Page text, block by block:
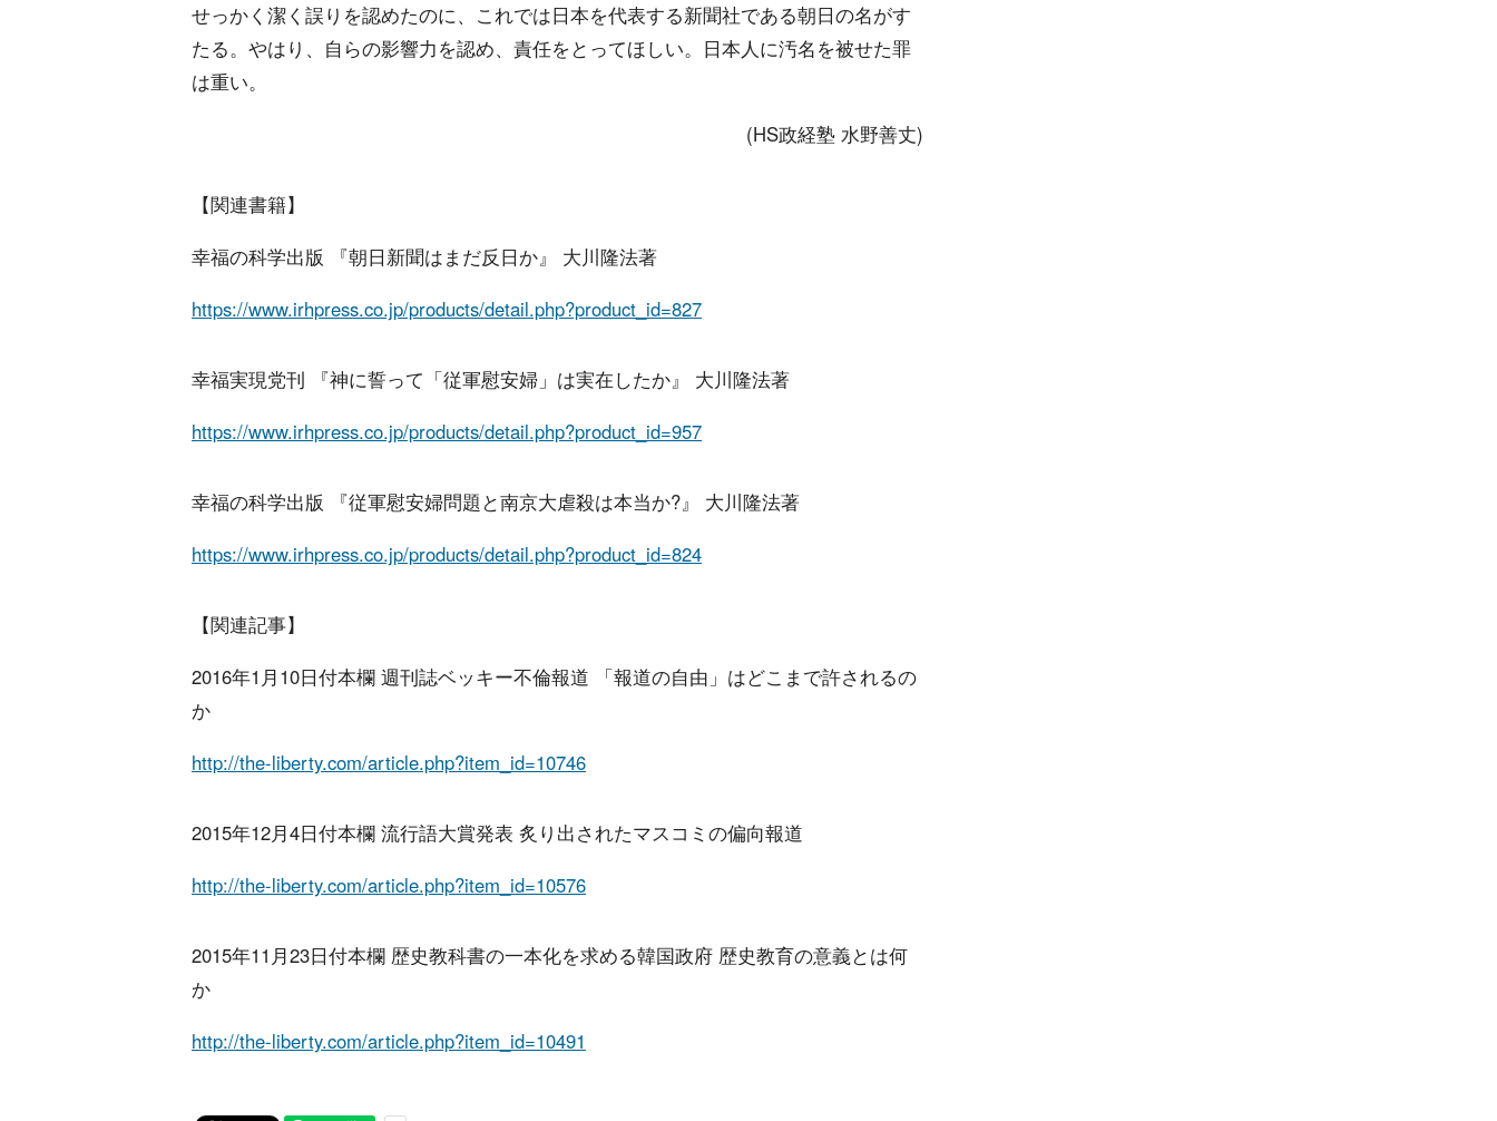
せっかく潔く誤りを認めたのに、これでは日本を代表する新聞社である朝日の名がす
たる。やはり、自らの影響力を認め、責任をとってほしい。日本人に汚名を被せた罪
は重い。
(HS政経塾 水野善丈)
【関連書籍】
幸福の科学出版 『朝日新聞はまだ反日か』 大川隆法著
https://www.irhpress.co.jp/products/detail.php?product_id=827
幸福実現党刊 『神に誓って「従軍慰安婦」は実在したか』 大川隆法著
https://www.irhpress.co.jp/products/detail.php?product_id=957
幸福の科学出版 『従軍慰安婦問題と南京大虐殺は本当か?』 大川隆法著
https://www.irhpress.co.jp/products/detail.php?product_id=824
【関連記事】
2016年1月10日付本欄 週刊誌ベッキー不倫報道 「報道の自由」はどこまで許されるの
か
http://the-liberty.com/article.php?item_id=10746
2015年12月4日付本欄 流行語大賞発表 炙り出されたマスコミの偏向報道
http://the-liberty.com/article.php?item_id=10576
2015年11月23日付本欄 歴史教科書の一本化を求める韓国政府 歴史教育の意義とは何
か
http://the-liberty.com/article.php?item_id=10491